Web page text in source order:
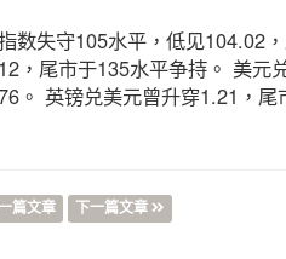
数失守105水平，低见104.02
，尾市于135水平争持。 美元
。 英镑兑美元曾升穿1.21，
篇文章 下一篇文章